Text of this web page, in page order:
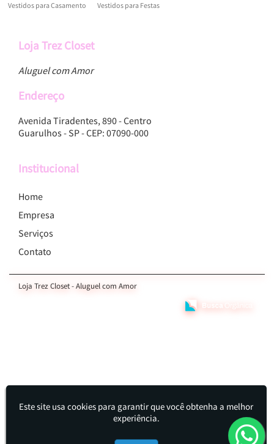
Vestidos para Casamento
Vestidos para Festas
Loja Trez Closet
Aluguel com Amor
Endereço
Avenida Tiradentes, 890 - Centro
Guarulhos - SP - CEP: 07090-000
Institucional
Home
Empresa
Serviços
Contato
Loja Trez Closet - Aluguel com Amor
Este site usa cookies para garantir que você obtenha a melhor
experiência.